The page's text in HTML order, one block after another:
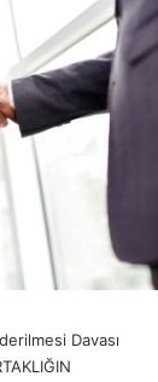
Davası